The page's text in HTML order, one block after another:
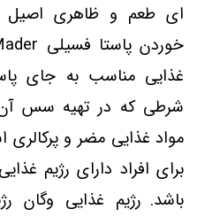
ای طعم و ظاهری اصیل
خوردن پاستا فسیلی
غذایی مناسب به جای
شرطی که در تهیه سس
مواد غذایی مضر و پرکالری
برای افراد دارای رژیم
باشد. رژیم غذایی وگان